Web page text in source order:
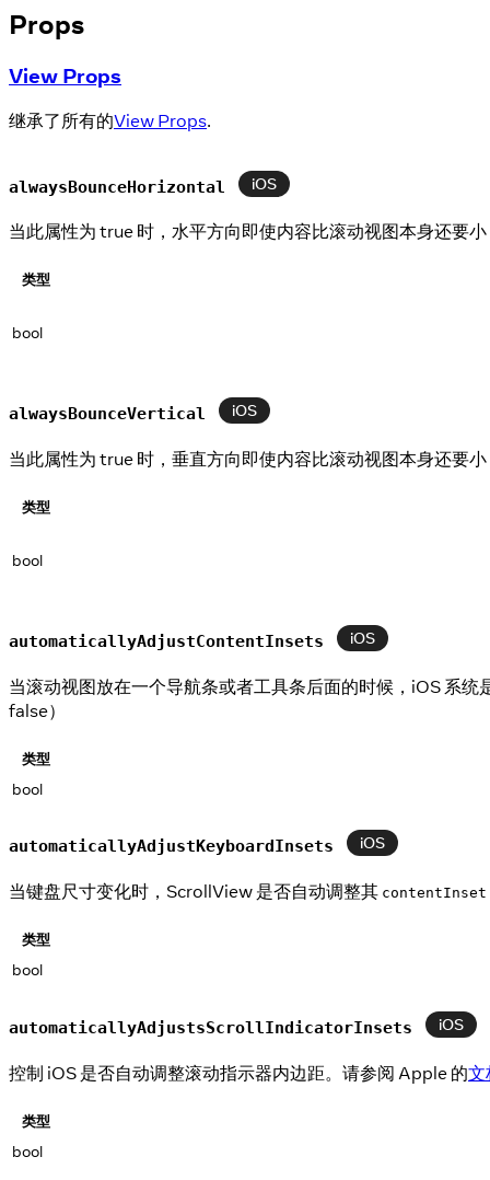
Props
View Props
继承了所有的View Props.
alwaysBounceHorizontal iOS
当此属性为 true 时，水平方向即使内容比滚动视图本身还要
类型
bool
alwaysBounceVertical iOS
当此属性为 true 时，垂直方向即使内容比滚动视图本身还要
类型
bool
automaticallyAdjustContentInsets iOS
当滚动视图放在一个导航条或者工具条后面的时候，iOS 系
false）
类型
bool
automaticallyAdjustKeyboardInsets iOS
当键盘尺寸变化时，ScrollView 是否自动调整其 contentInset
类型
bool
automaticallyAdjustsScrollIndicatorInsets iOS
控制 iOS 是否自动调整滚动指示器内边距。请参阅 Apple 的文
类型
bool